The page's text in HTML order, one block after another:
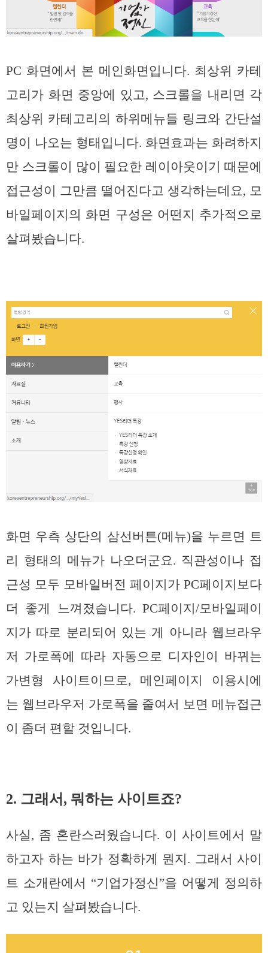
PC 화면에서 본 메인화면입니다. 최상위 카테
고리가 화면 중앙에 있고, 스크롤을 내리면 각
최상위 카테고리의 하위메뉴들 링크와 간단설
명이 나오는 형태입니다. 화면효과는 화려하지
만 스크롤이 많이 필요한 레이아웃이기 때문에
접근성이 그만큼 떨어진다고 생각하는데요, 모
바일페이지의 화면 구성은 어떤지 추가적으로
살펴봤습니다.
화면 우측 상단의 삼선버튼(메뉴)을 누르면 트
리 형태의 메뉴가 나오더군요. 직관성이나 접
근성 모두 모바일버전 페이지가 PC페이지보다
더 좋게 느껴졌습니다. PC페이지/모바일페이
지가 따로 분리되어 있는 게 아니라 웹브라우
저 가로폭에 따라 자동으로 디자인이 바뀌는
가변형 사이트이므로, 메인페이지 이용시에
는 웹브라우저 가로폭을 줄여서 보면 메뉴접근
이 좀더 편할 것입니다.
2. 그래서, 뭐하는 사이트죠?
사실, 좀 혼란스러웠습니다. 이 사이트에서 말
하고자 하는 바가 정확하게 뭔지. 그래서 사이
트 소개란에서 “기업가정신”을 어떻게 정의하
고 있는지 살펴봤습니다.